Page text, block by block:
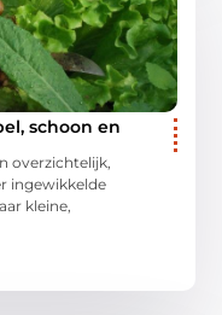
schoon en
overzichtelijk,
ingewikkelde
kleine,